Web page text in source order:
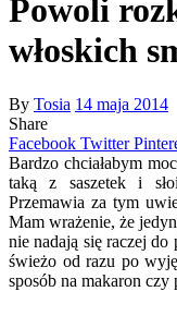
Powoli
włoskich
By Tosia 14 maja 2014
Share
Facebook Twitter
Bardzo chciałabym
taką z saszetek i
Przemawia za tym
Mam wrażenie, że
nie nadają się raczej
świeżo od razu po
sposób na makaron